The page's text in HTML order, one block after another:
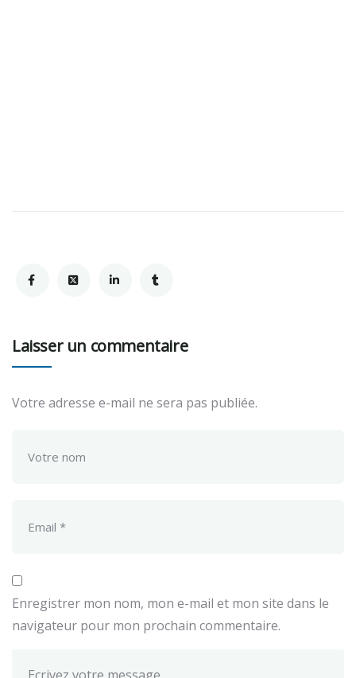
Laisser un commentaire
Votre adresse e-mail ne sera pas publiée.
Enregistrer mon nom, mon e-mail et mon site dans le
navigateur pour mon prochain commentaire.